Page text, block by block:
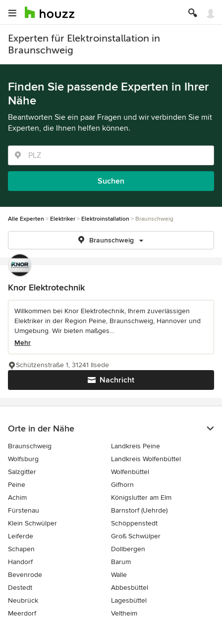
Experten für Elektroinstallation in
Braunschweig
Finden Sie passende Experten in Ihrer
Nähe
Beantworten Sie ein paar Fragen und wir verbinden Sie mit
Experten, die Ihnen helfen können.
Suchen
Alle Experten Elektriker Elektroinstallation Braunschweig
Braunschweig
Knor Elektrotechnik
Willkommen bei Knor Elektrotechnik, Ihrem zuverlässigen
Elektriker in der Region Peine, Braunschweig, Hannover und
Umgebung. Wir bieten maßges...
Mehr
Nachricht
Schützenstraße 1, 31241 Ilsede
Orte in der Nähe
Braunschweig
Landkreis Peine
Wolfsburg
Landkreis Wolfenbüttel
Salzgitter
Wolfenbüttel
Peine
Gifhorn
Achim
Königslutter am Elm
Fürstenau
Barnstorf (Uehrde)
Klein Schwülper
Schöppenstedt
Leiferde
Groß Schwülper
Schapen
Dollbergen
Handorf
Barum
Bevenrode
Walle
Destedt
Abbesbüttel
Neubrück
Lagesbüttel
Meerdorf
Veltheim